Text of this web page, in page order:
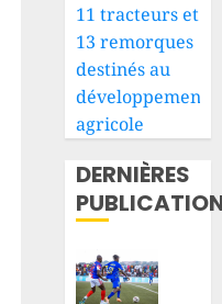
11 tracteurs et
13 remorques
destinés au
développement
agricole
DERNIÈRES